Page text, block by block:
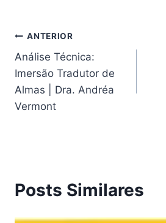
Navegação
de
Post
ANTERIOR
Análise Técnica:
Imersão Tradutor de
Almas | Dra. Andréa
Vermont
Posts Similares